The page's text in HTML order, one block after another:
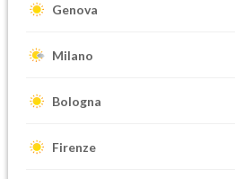
Genova
Milano
Bologna
Firenze